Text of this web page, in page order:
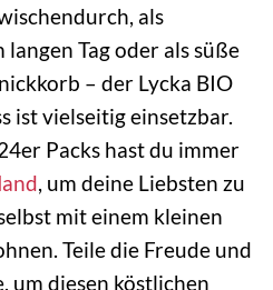
als
langen Tag oder als süße
– der Lycka BIO
ist vielseitig einsetzbar.
Packs hast du immer
, um deine Liebsten zu
mit einem kleinen
Teile die Freude und
um diesen köstlichen